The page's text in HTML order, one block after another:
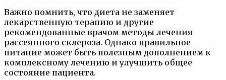
Важно помнить, что диета не заменяет
лекарственную терапию и другие
рекомендованные врачом методы лечения
рассеянного склероза. Однако правильное
питание может быть полезным дополнением к
комплексному лечению и улучшить общее
состояние пациента.